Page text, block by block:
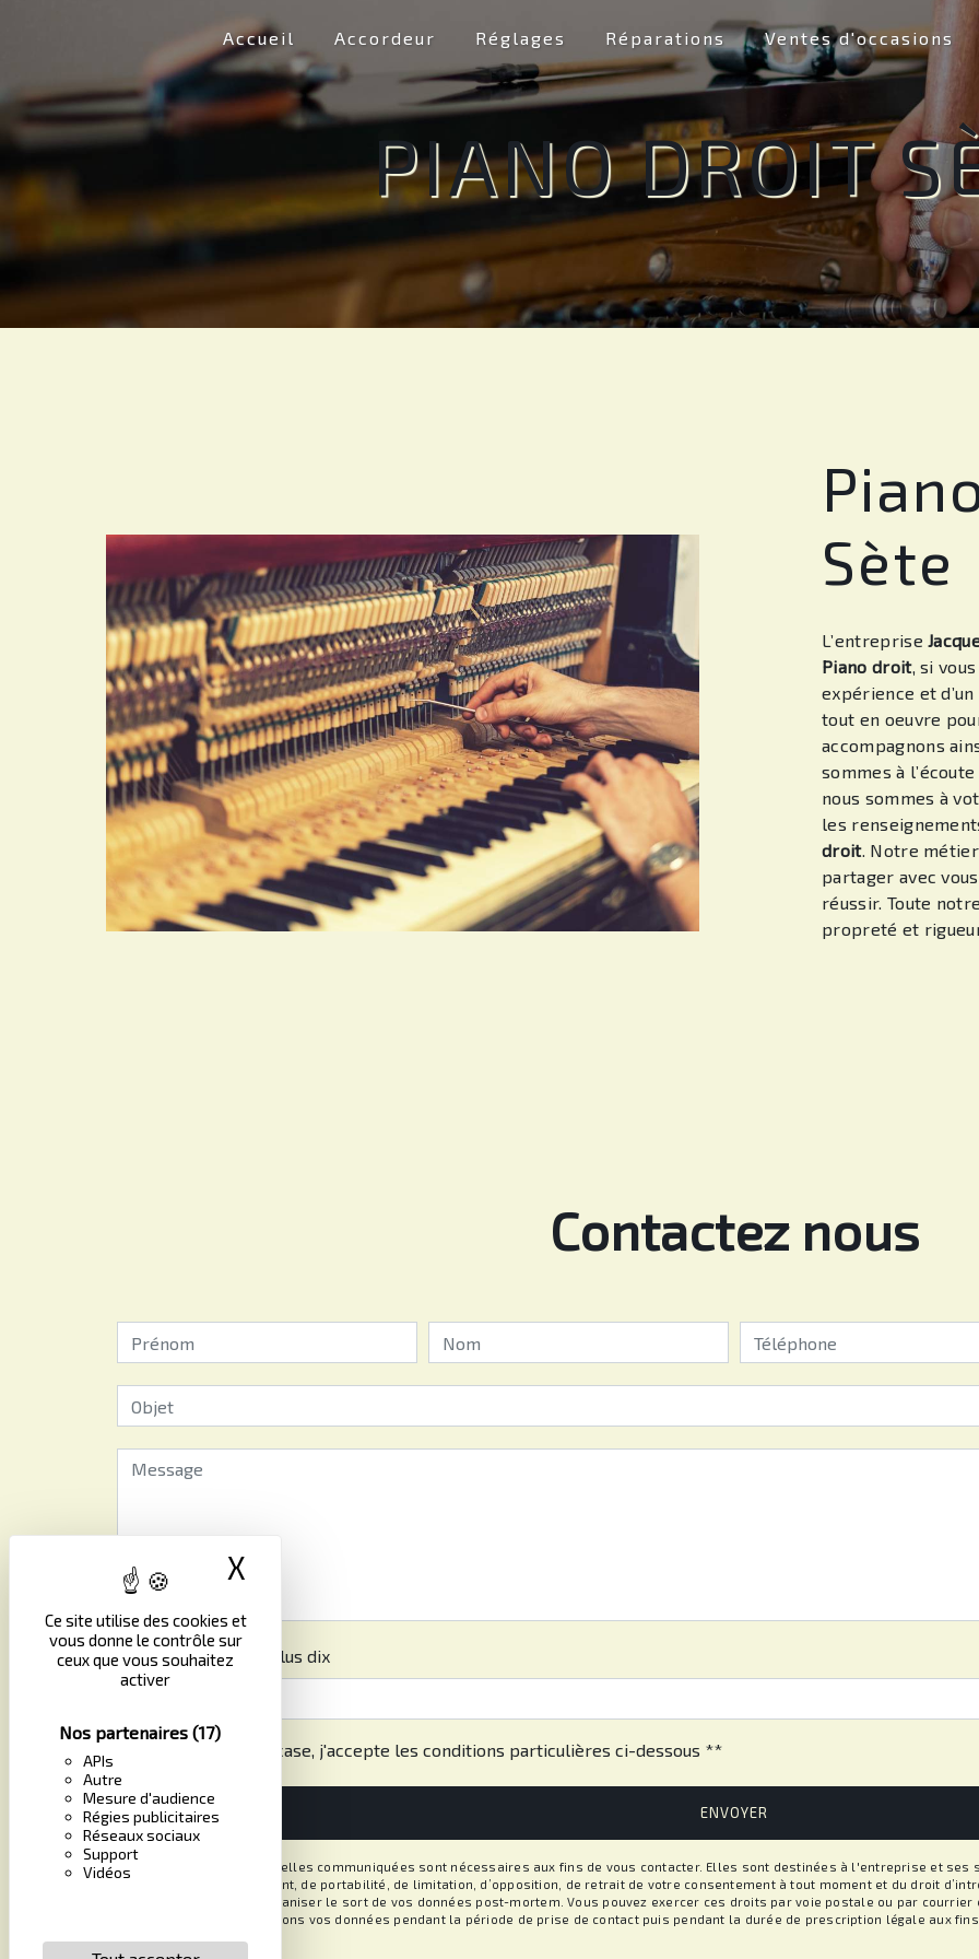
Ce site utilise des cookies et
vous donne le contrôle sur
ceux que vous souhaitez
activer
Nos partenaires (17)
APIs
Autre
Mesure d'audience
Régies publicitaires
Réseaux sociaux
Support
Vidéos
X
Accueil Accordeur Réglages Réparations Ventes d'occasions
PIANO DROIT
Sète
L’entreprise
Piano droit, si
expérience et
tout en oeuvre
accompagnons
sommes à
nous sommes à
les
droit. Notre
partager avec
réussir. Toute
propreté et
Contactez nous
Combien font sept plus dix
En cochant cette case, j'accepte les conditions particulières ci-dessous **
ENVOYER
** Les données personnelles communiquées sont nécessaires aux fins de vous contacter. Elles sont destinées à l'entreprise et ses
rectification, d’effacement, de portabilité, de limitation, d’opposition, de retrait de votre consentement à tout moment et du droit
contrôle, ainsi que d’organiser le sort de vos données post-mortem. Vous pouvez exercer ces droits par voie postale ou par
demandé. Nous conservons vos données pendant la période de prise de contact puis pendant la durée de prescription légale aux